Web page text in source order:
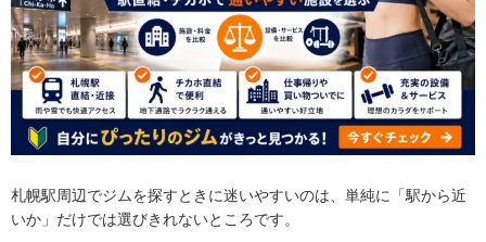
札幌駅周辺でジムを探すときに迷いやすいのは、単純に「駅から近
いか」だけでは選びきれないところです。